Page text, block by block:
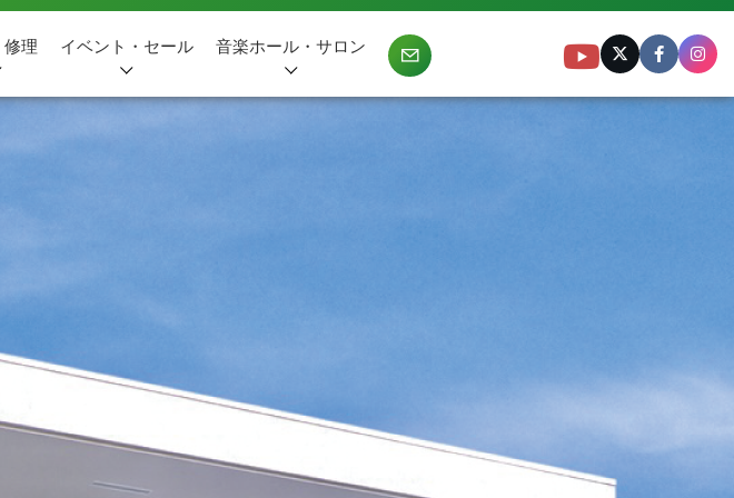
修理 イベント・セール 音楽ホール・サロン